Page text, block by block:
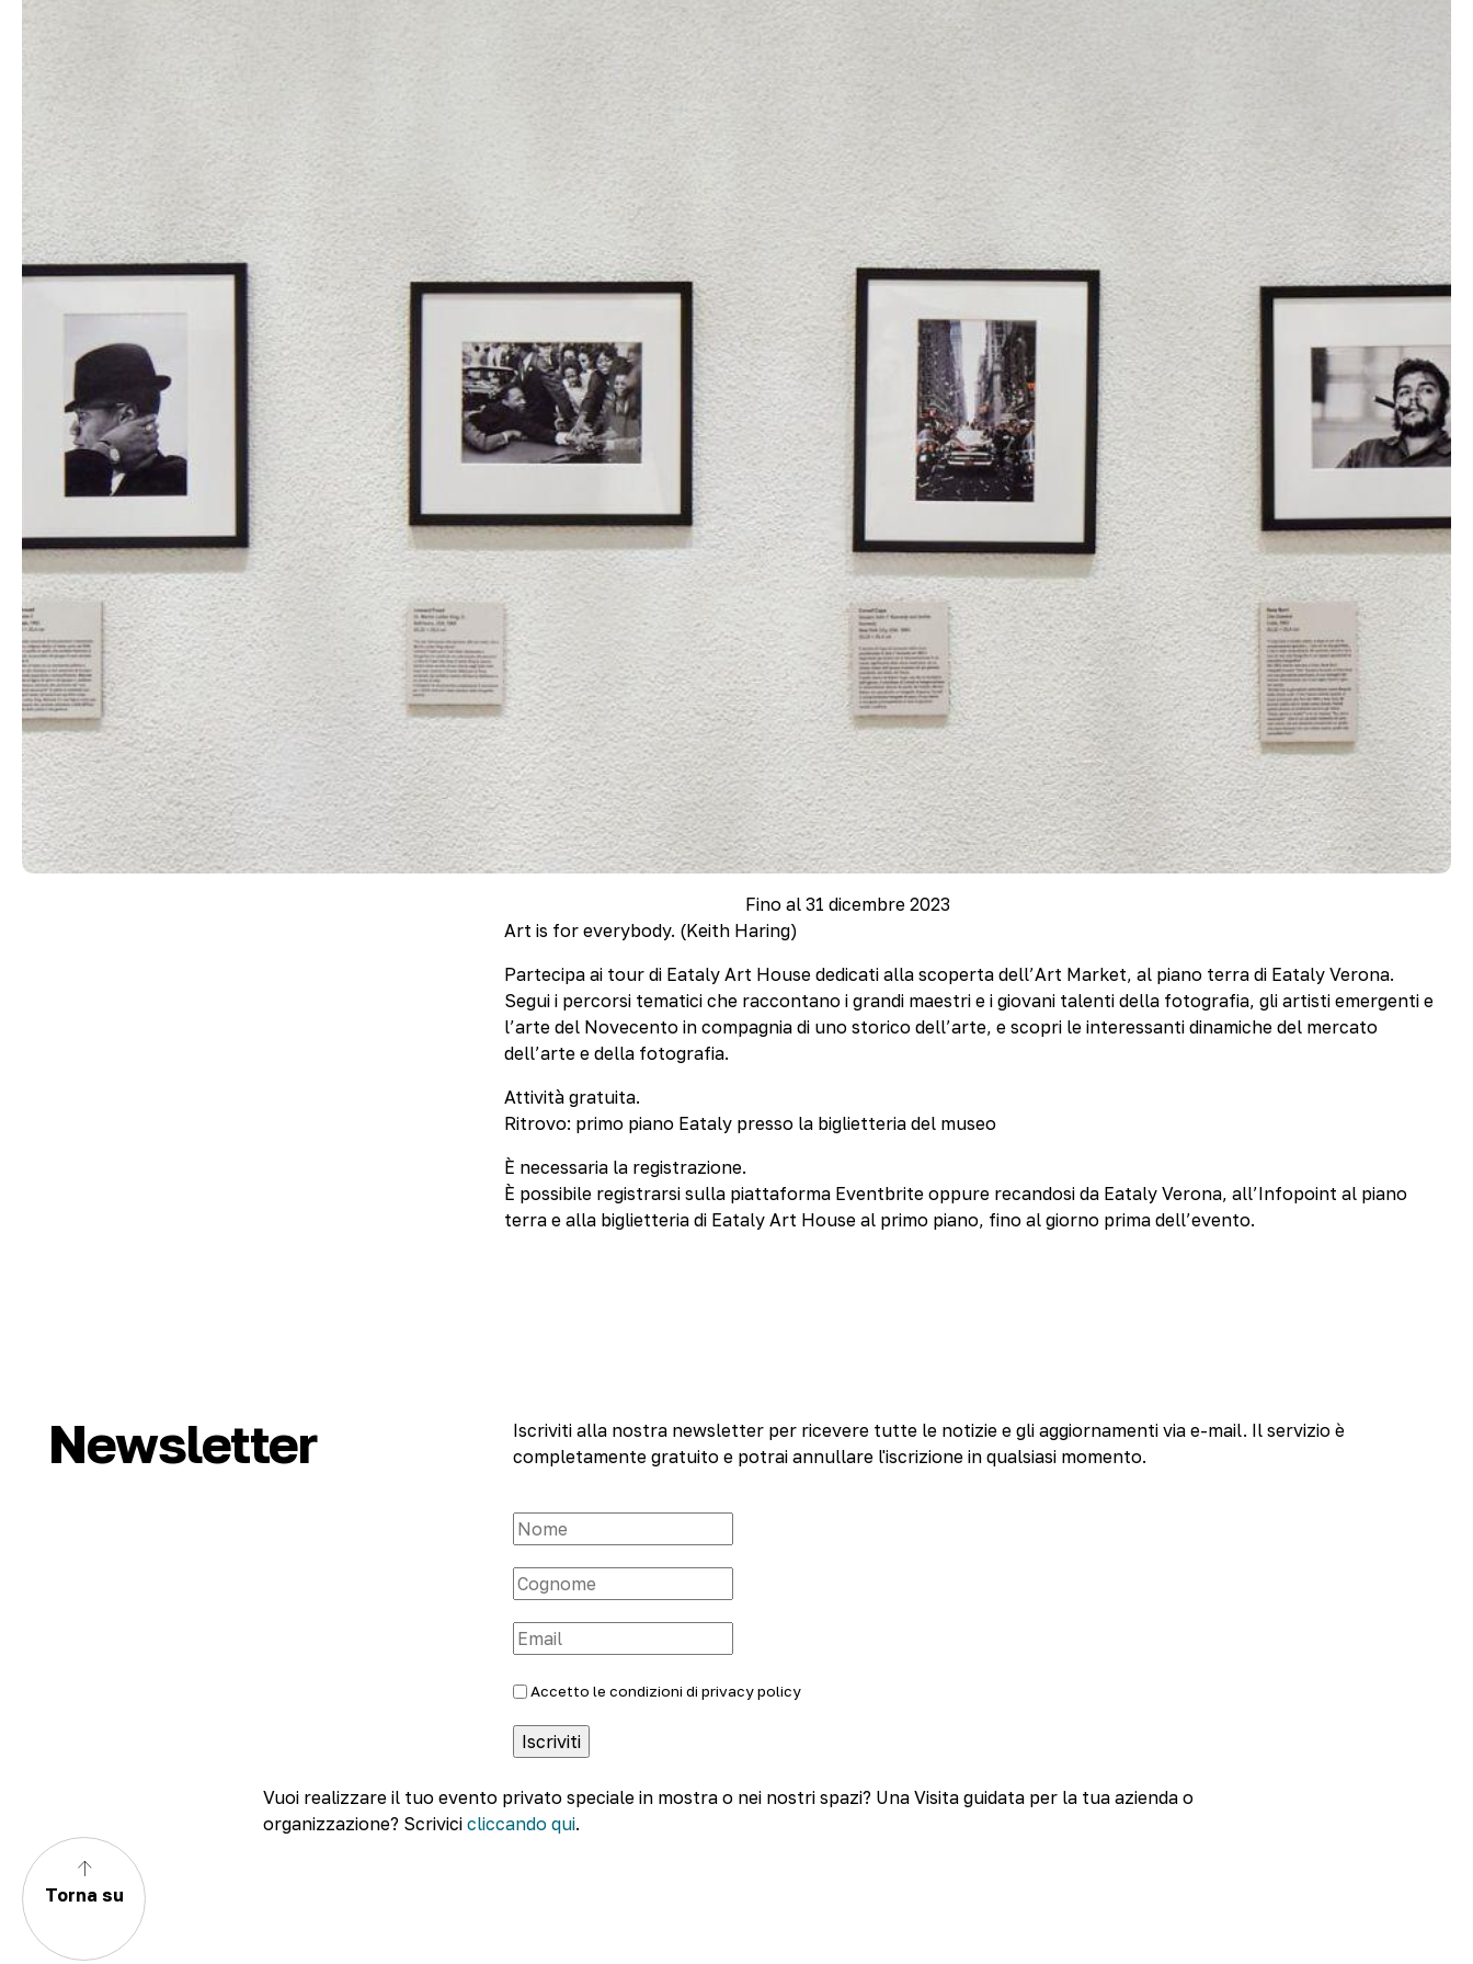
Fino al 31 dicembre 2023
Art is for everybody. (Keith Haring)
Partecipa ai tour di Eataly Art House dedicati alla scoperta dell’Art Market, al piano terra di Eataly Verona.
Segui i percorsi tematici che raccontano i grandi maestri e i giovani talenti della fotografia, gli artisti emergenti e
l’arte del Novecento in compagnia di uno storico dell’arte, e scopri le interessanti dinamiche del mercato
dell’arte e della fotografia.
Attività gratuita.
Ritrovo: primo piano Eataly presso la biglietteria del museo
È necessaria la registrazione.
È possibile registrarsi sulla piattaforma Eventbrite oppure recandosi da Eataly Verona, all’Infopoint al piano
terra e alla biglietteria di Eataly Art House al primo piano, fino al giorno prima dell’evento.
Newsletter
Iscriviti alla nostra newsletter per ricevere tutte le notizie e gli aggiornamenti via e-mail. Il servizio è
completamente gratuito e potrai annullare l'iscrizione in qualsiasi momento.
Accetto le condizioni di privacy policy
Vuoi realizzare il tuo evento privato speciale in mostra o nei nostri spazi? Una Visita guidata per la tua azienda o
organizzazione? Scrivici cliccando qui.
Torna su